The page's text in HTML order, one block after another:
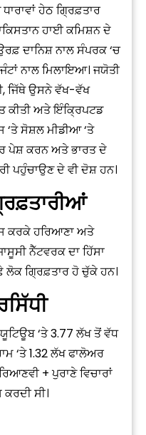
ਹੇਠ ਗ੍ਰਿਫ਼ਤਾਰ
ਹਾਈ ਕਮਿਸ਼ਨ ਦੇ
ਦਾਨਿਸ਼ ਨਾਲ ਸੰਪਰਕ ‘ਚ
ਨਾਲ ਮਿਲਾਇਆ। ਜਯੋਤੀ
ਜਿੱਥੇ ਉਸਨੇ ਵੱਖ-ਵੱਖ
ਕੀਤੀ ਅਤੇ ਇੰਕ੍ਰਿਪਟਡ
‘ਤੇ ਸੋਸ਼ਲ ਮੀਡੀਆ ‘ਤੇ
ਪੇਸ਼ ਕਰਨ ਅਤੇ ਭਾਰਤ ਦੇ
ਪਹੁੰਚਾਉਣ ਦੇ ਵੀ ਦੋਸ਼ ਹਨ।
ਕਰਕੇ ਹਰਿਆਣਾ ਅਤੇ
ਨੈੱਟਵਰਕ ਦਾ ਹਿੱਸਾ
ਗ੍ਰਿਫ਼ਤਾਰ ਹੋ ਚੁੱਕੇ ਹਨ।
‘ਤੇ 3.77 ਲੱਖ ਤੋਂ ਵੱਧ
‘ਤੇ 1.32 ਲੱਖ ਫਾਲੋਅਰ
+ ਪੁਰਾਣੇ ਵਿਚਾਰਾਂ
ਸੀ।